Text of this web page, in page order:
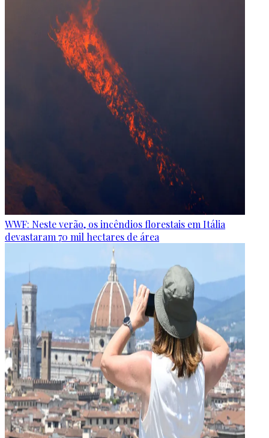
WWF: Neste verão, os incêndios florestais em Itália
devastaram 70 mil hectares de área